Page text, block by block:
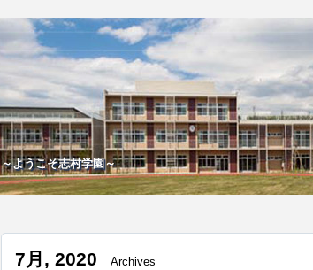
～ようこそ志村学園～
7月, 2020 Archives